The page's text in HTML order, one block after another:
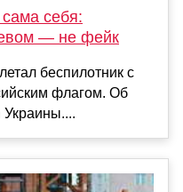
себя:
— не фейк
беспилотник с
флагом. Об